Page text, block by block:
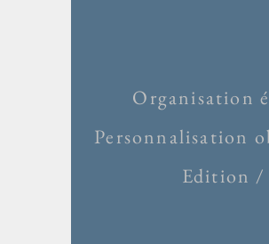
Organisation
Personnalisation
Edition